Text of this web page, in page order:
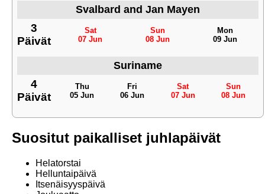
Svalbard and Jan Mayen
3
Päivät
Sat
07 Jun
Sun
08 Jun
Mon
09 Jun
Suriname
4
Päivät
Thu
05 Jun
Fri
06 Jun
Sat
07 Jun
Sun
08 Jun
Suositut paikalliset juhlapäivät
Helatorstai
Helluntaipäivä
Itsenäisyyspäivä